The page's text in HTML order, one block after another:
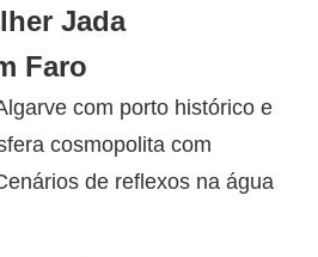
Jada
Faro
com porto histórico e
cosmopolita com
de reflexos na água